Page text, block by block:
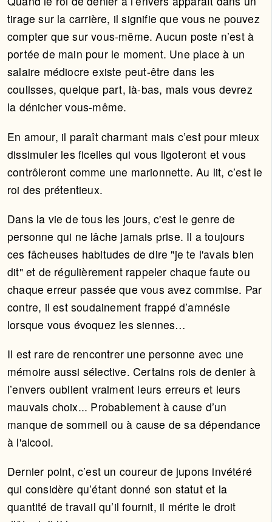
tirage sur la carrière, il signifie que vous ne pouvez
compter que sur vous-même. Aucun poste n’est à
portée de main pour le moment. Une place à un
salaire médiocre existe peut-être dans les
coulisses, quelque part, là-bas, mais vous devrez
la dénicher vous-même.
En amour, il paraît charmant mais c’est pour mieux
dissimuler les ficelles qui vous ligoteront et vous
contrôleront comme une marionnette. Au lit, c’est le
roi des prétentieux.
Dans la vie de tous les jours, c'est le genre de
personne qui ne lâche jamais prise. Il a toujours
ces fâcheuses habitudes de dire "je te l'avais bien
dit" et de régulièrement rappeler chaque faute ou
chaque erreur passée que vous avez commise. Par
contre, il est soudainement frappé d’amnésie
lorsque vous évoquez les siennes…
Il est rare de rencontrer une personne avec une
mémoire aussi sélective. Certains rois de denier à
l’envers oublient vraiment leurs erreurs et leurs
mauvais choix... Probablement à cause d’un
manque de sommeil ou à cause de sa dépendance
à l'alcool.
Dernier point, c’est un coureur de jupons invétéré
qui considère qu’étant donné son statut et la
quantité de travail qu’il fournit, il mérite le droit